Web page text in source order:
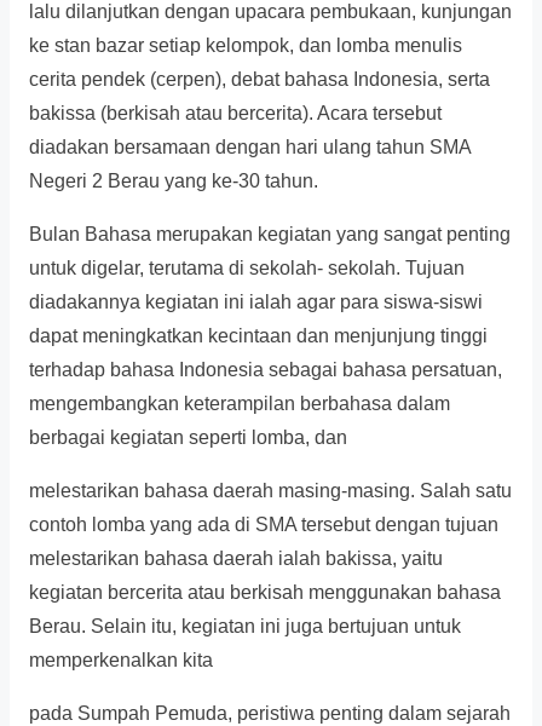
lalu dilanjutkan dengan upacara pembukaan, kunjungan
ke stan bazar setiap kelompok, dan lomba menulis
cerita pendek (cerpen), debat bahasa Indonesia, serta
bakissa (berkisah atau bercerita). Acara tersebut
diadakan bersamaan dengan hari ulang tahun SMA
Negeri 2 Berau yang ke-30 tahun.
Bulan Bahasa merupakan kegiatan yang sangat penting
untuk digelar, terutama di sekolah- sekolah. Tujuan
diadakannya kegiatan ini ialah agar para siswa-siswi
dapat meningkatkan kecintaan dan menjunjung tinggi
terhadap bahasa Indonesia sebagai bahasa persatuan,
mengembangkan keterampilan berbahasa dalam
berbagai kegiatan seperti lomba, dan
melestarikan bahasa daerah masing-masing. Salah satu
contoh lomba yang ada di SMA tersebut dengan tujuan
melestarikan bahasa daerah ialah bakissa, yaitu
kegiatan bercerita atau berkisah menggunakan bahasa
Berau. Selain itu, kegiatan ini juga bertujuan untuk
memperkenalkan kita
pada Sumpah Pemuda, peristiwa penting dalam sejarah